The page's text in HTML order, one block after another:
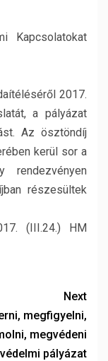
Kapcsolatokat
2017.
a pályázat
Az ösztöndíj
kerül sor a
rendezvényen
részesültek
(III.24.) HM
Next
megfigyelni,
megvédeni
pályázat